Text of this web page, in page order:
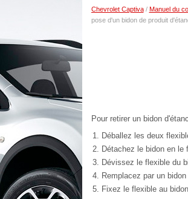
Chevrolet Captiva/ Manuel du
pose d'un bidon de produit
Pour retirer un bidon
Déballez les deux
Détachez le bidon en
Dévissez le flexible du
Remplacez par un
Fixez le flexible au